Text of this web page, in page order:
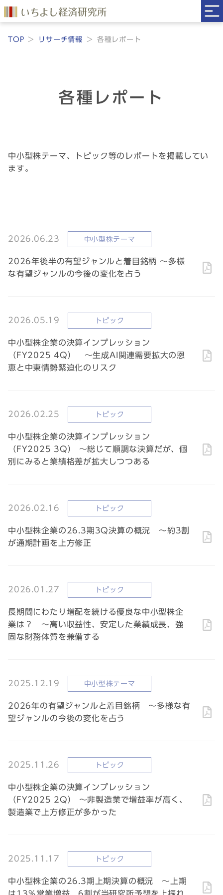
TOP リサーチ情報 各種レポート
各種レポート
中小型株テーマ、トピック等のレポートを掲載してい
ます。
2026.06.23 中小型株テーマ
2026年後半の有望ジャンルと着目銘柄 ～多様
な有望ジャンルの今後の変化を占う
2026.05.19 トピック
中小型株企業の決算インプレッション
（FY2025 4Q） ～生成AI関連需要拡大の恩
恵と中東情勢緊迫化のリスク
2026.02.25 トピック
中小型株企業の決算インプレッション
（FY2025 3Q） ～総じて順調な決算だが、個
別にみると業績格差が拡大しつつある
2026.02.16 トピック
中小型株企業の26.3期3Q決算の概況 ～約3割
が通期計画を上方修正
2026.01.27 トピック
長期間にわたり増配を続ける優良な中小型株企
業は？ ～高い収益性、安定した業績成長、強
固な財務体質を兼備する
2025.12.19 中小型株テーマ
2026年の有望ジャンルと着目銘柄 ～多様な有
望ジャンルの今後の変化を占う
2025.11.26 トピック
中小型株企業の決算インプレッション
（FY2025 2Q） ～非製造業で増益率が高く、
製造業で上方修正が多かった
2025.11.17 トピック
中小型株企業の26.3期上期決算の概況 ～上期